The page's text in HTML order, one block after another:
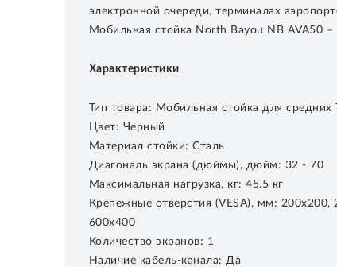
электронной очереди, терминалах
Мобильная стойка North Bayou NB AVA50
Характеристики
Тип товара: Мобильная стойка для средних
Цвет: Черный
Материал стойки: Сталь
Диагональ экрана (дюймы), дюйм: 32 - 70
Максимальная нагрузка, кг: 45.5 кг
Крепежные отверстия (VESA), мм:
600х400
Количество экранов: 1
Наличие кабель-канала: Да